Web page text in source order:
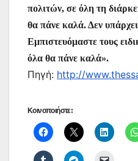
πολιτών, σε όλη τη
θα πάνε καλά. Δεν
Εμπιστευόμαστε τους
όλα θα πάνε καλά».
Πηγή: http://
Κοινοποιήστε: